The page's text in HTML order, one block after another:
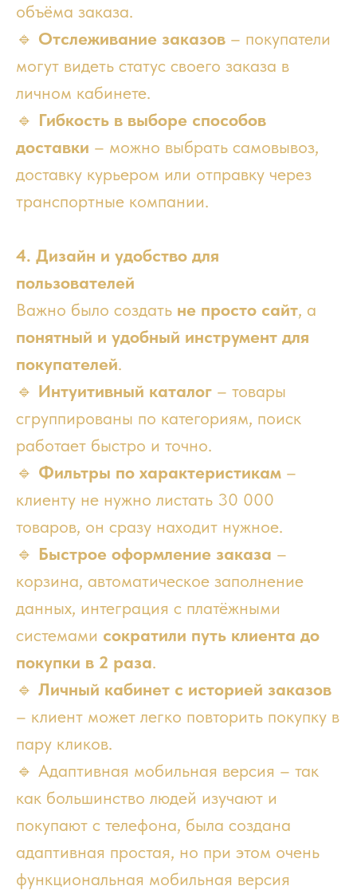
объёма заказа.
🔹 Отслеживание заказов – покупатели
могут видеть статус своего заказа в
личном кабинете.
🔹 Гибкость в выборе способов
доставки – можно выбрать самовывоз,
доставку курьером или отправку через
транспортные компании.
4. Дизайн и удобство для
пользователей
Важно было создать не просто сайт, а
понятный и удобный инструмент для
покупателей.
🔹 Интуитивный каталог – товары
сгруппированы по категориям, поиск
работает быстро и точно.
🔹 Фильтры по характеристикам –
клиенту не нужно листать 30 000
товаров, он сразу находит нужное.
🔹 Быстрое оформление заказа –
корзина, автоматическое заполнение
данных, интеграция с платёжными
системами сократили путь клиента до
покупки в 2 раза.
🔹 Личный кабинет с историей заказов
– клиент может легко повторить покупку в
пару кликов.
🔹 Адаптивная мобильная версия – так
как большинство людей изучают и
покупают с телефона, была создана
адаптивная простая, но при этом очень
функциональная мобильная версия